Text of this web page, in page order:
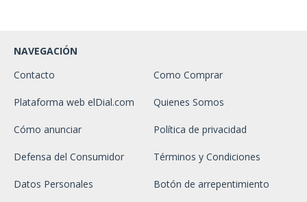
NAVEGACIÓN
Contacto
Como Comprar
Plataforma web elDial.com Quienes Somos
Cómo anunciar Política de privacidad
Defensa del Consumidor Términos y Condiciones
Datos Personales Botón de arrepentimiento